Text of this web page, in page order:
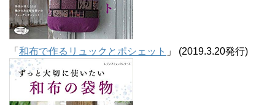
「 和布で作るリュックとポシェット 」 (2019.3.20発行)